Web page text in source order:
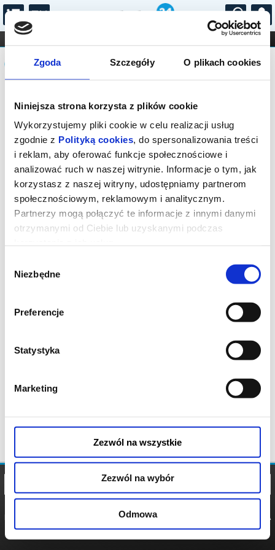
Zgoda Szczegóły O plikach cookies
Niniejsza strona korzysta z plików cookie
Wykorzystujemy pliki cookie w celu realizacji usług
zgodnie z Polityką cookies, do spersonalizowania treści
i reklam, aby oferować funkcje społecznościowe i
analizować ruch w naszej witrynie. Informacje o tym, jak
korzystasz z naszej witryny, udostępniamy partnerom
społecznościowym, reklamowym i analitycznym.
Partnerzy mogą połączyć te informacje z innymi danymi
otrzymanymi od Ciebie lub uzyskanymi podczas
zgody
Niezbędne
Preferencje
Statystyka
Marketing
Zezwól na wszystkie
Zezwól na wybór
Odmowa
...
FILHARMONIA OPERA I BALET
STAND-UP
DLA DZIECI
Komunikat
Sprzedaż biletów on-line na wydarzenie
została zakończona.
POLITYKA
POLITYKA